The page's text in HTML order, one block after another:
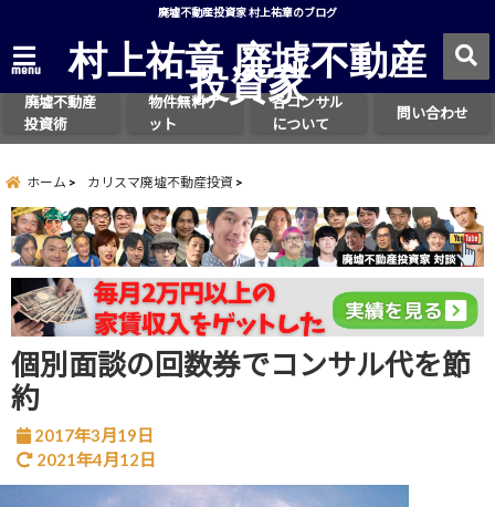
廃墟不動産投資家 村上祐章のブログ
menu 村上祐章 廃墟不動産
投資家
廃墟不動産
投資術
物件無料ゲ
ット
各コンサル
について
問い合わせ
ホーム カリスマ廃墟不動産投資
個別面談の回数券でコンサル代を節
約
2017年3月19日
2021年4月12日